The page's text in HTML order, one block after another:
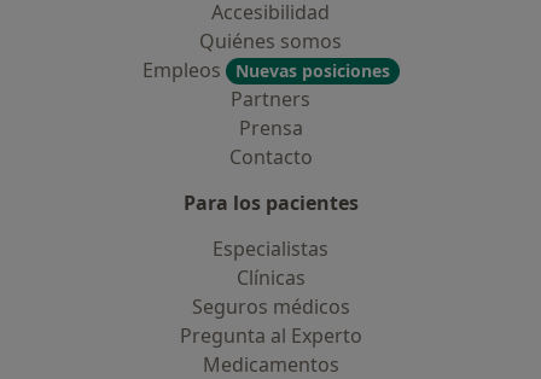
Accesibilidad
Quiénes somos
Empleos
Nuevas posiciones
Partners
Prensa
Contacto
Para los pacientes
Especialistas
Clínicas
Seguros médicos
Pregunta al Experto
Medicamentos